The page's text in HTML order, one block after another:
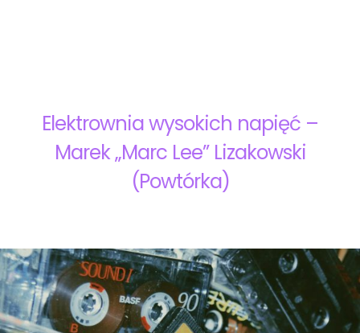
Elektrownia wysokich napięć –
Marek „Marc Lee” Lizakowski
(Powtórka)